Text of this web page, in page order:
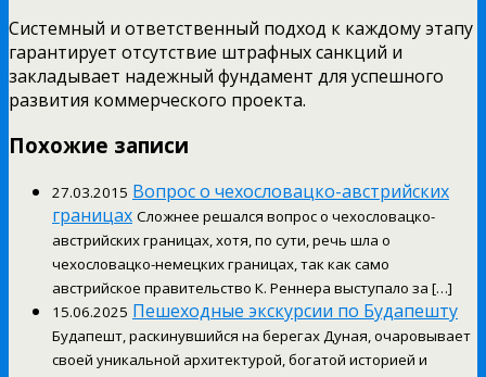
Системный и ответственный подход к каждому этапу
гарантирует отсутствие штрафных санкций и
закладывает надежный фундамент для успешного
развития коммерческого проекта.
Похожие записи
27.03.2015 Вопрос о чехословацко-австрийских
границах Сложнее решался вопрос о чехословацко-
австрийских границах, хотя, по сути, речь шла о
чехословацко-немецких границах, так как само
австрийское правительство К. Реннера выступало за […]
15.06.2025 Пешеходные экскурсии по Будапешту
Будапешт, раскинувшийся на берегах Дуная, очаровывает
своей уникальной архитектурой, богатой историей и